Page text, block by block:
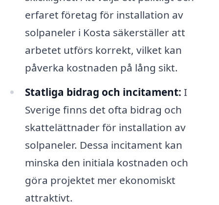
erfaret företag för installation av
solpaneler i Kosta säkerställer att
arbetet utförs korrekt, vilket kan
påverka kostnaden på lång sikt.
Statliga bidrag och incitament: I
Sverige finns det ofta bidrag och
skattelättnader för installation av
solpaneler. Dessa incitament kan
minska den initiala kostnaden och
göra projektet mer ekonomiskt
attraktivt.